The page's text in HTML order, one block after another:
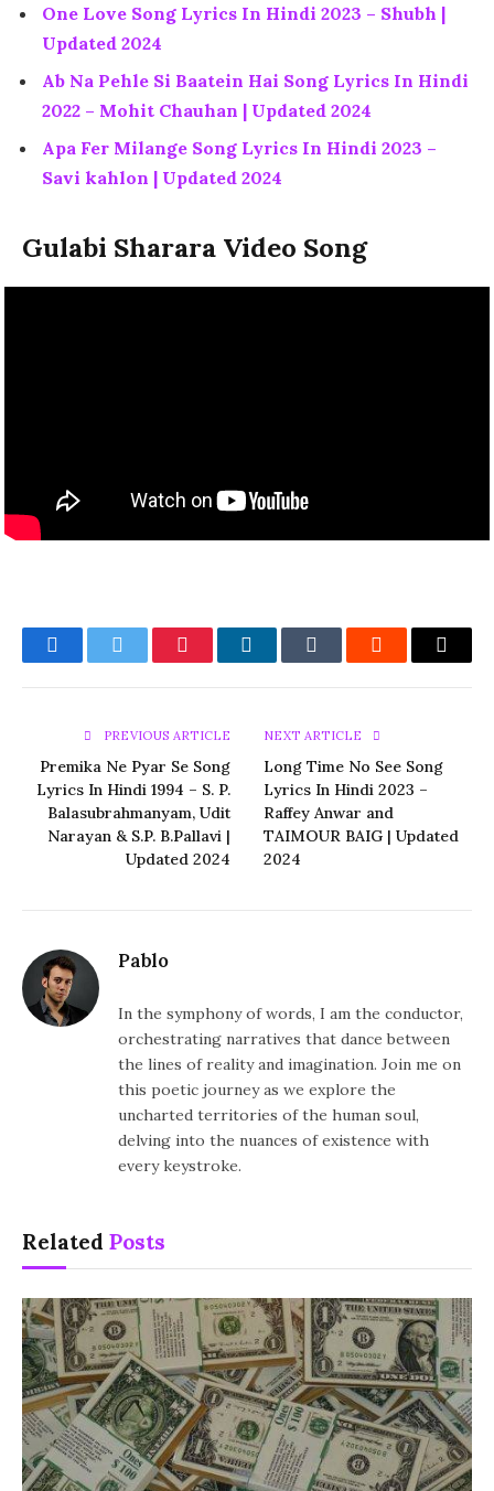
One Love Song Lyrics In Hindi 2023 – Shubh |
Updated 2024
Ab Na Pehle Si Baatein Hai Song Lyrics In Hindi
2022 – Mohit Chauhan | Updated 2024
Apa Fer Milange Song Lyrics In Hindi 2023 –
Savi kahlon | Updated 2024
Gulabi Sharara Video Song
FacebookTwitter PinterestLinkedInTumblr Reddit Email
PREVIOUS ARTICLE
Premika Ne Pyar Se Song
Lyrics In Hindi 1994 – S. P.
Balasubrahmanyam, Udit
Narayan & S.P. B.Pallavi |
Updated 2024
NEXT ARTICLE
Long Time No See Song
Lyrics In Hindi 2023 –
Raffey Anwar and
TAIMOUR BAIG | Updated
2024
Pablo
In the symphony of words, I am the conductor,
orchestrating narratives that dance between
the lines of reality and imagination. Join me on
this poetic journey as we explore the
uncharted territories of the human soul,
delving into the nuances of existence with
every keystroke.
Related Posts